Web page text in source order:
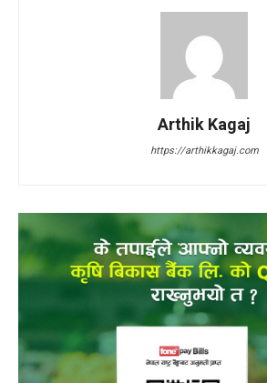
Arthik Kagaj
https://arthikkagaj.com